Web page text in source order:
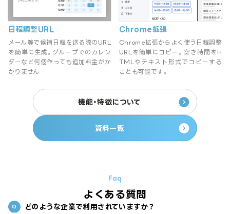
日程調整URL
メール等で候補日程を送る際のURL
を簡単に生成。グループでのカレン
ダーなど何個作っても追加料金がか
かりません
Chrome拡張
Chrome拡張からよく使う日程調整
URLを簡単にコピー。空き時間をH
TMLやテキスト形式でコピーする
ことも可能です。
機能・特徴について
資料一覧
よくある質問
どのような企業で利用されていますか？